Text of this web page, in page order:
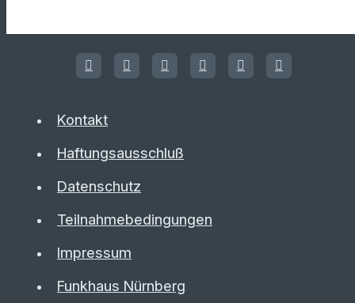
Kontakt
Haftungsausschluß
Datenschutz
Teilnahmebedingungen
Impressum
Funkhaus Nürnberg